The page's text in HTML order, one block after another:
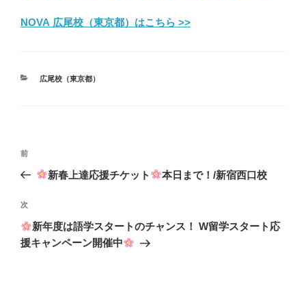
NOVA 広尾校（東京都）はこちら >>
カ
広尾校（東京都）
投
ビ
ゲ
ー
前
の
稿
前
新春上達応援チケット 本日まで！/新宿西口校
次
の
投
次
新年度は語学スタートのチャンス！ W留学スタート応
援キャンペーン開催中